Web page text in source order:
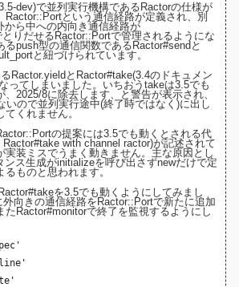
dev)で並列実行機構であるRactorの仕様が
Ractor::Portという通信経路が定義され、別
から中への内向き通信経路が
とりだせるRactor::Portで管理されるようにな
るpush型の通信関数である Ractor#send と
と紐づけられています。
Ractor.yield と Ractor#take(3.4のドキュメン
ってしまいました。いちおうtakeは3.5でも
2025/8に除去します、と警告が表示され、
いので並列実行途中(終了時ではなく)に出し
くれません。
の提案には3.5でも動くとされる代
with channel ractor)が記述されて
実装ミスでうまく動きません。主な原因とし
ンス生成がinitializeを呼び出さずnewだけで定
るものと思われます。
を3.5でも動くようにしてみまし
向きの通信経路をRactor::Portで新たに追加
たRactor#monitorで終了を監視するようにし